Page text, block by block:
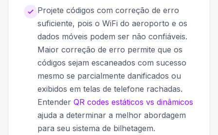
Projete códigos com correção de erro
suficiente, pois o WiFi do aeroporto e os
dados móveis podem ser não confiáveis.
Maior correção de erro permite que os
códigos sejam escaneados com sucesso
mesmo se parcialmente danificados ou
exibidos em telas de telefone rachadas.
Entender QR codes estáticos vs dinâmicos
ajuda a determinar a melhor abordagem
para seu sistema de bilhetagem.